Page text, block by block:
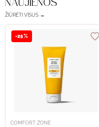
NAUJIENOS
ŽIŪRĖTI VISUS →
-25%
COMFORT ZONE